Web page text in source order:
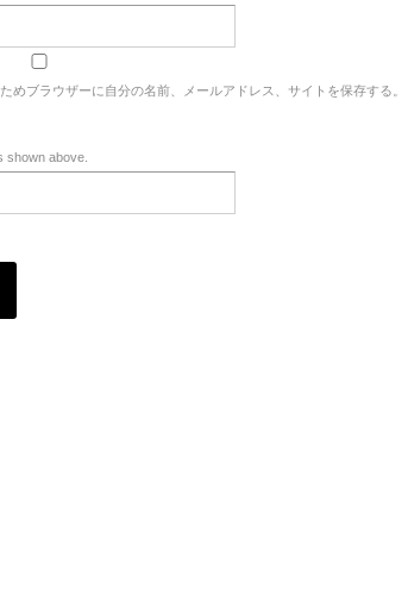
めブラウザーに自分の名前、メールアドレス、サイトを保存する。
shown above.